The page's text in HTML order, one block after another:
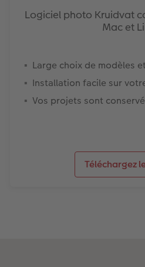
Logiciel photo Kruidvat
Mac et
Large choix de modèles
Installation facile sur
Vos projets sont
Téléchargez